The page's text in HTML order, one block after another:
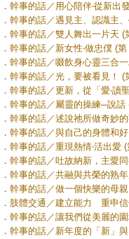
． 幹事的話／用心陪伴‧從新出
． 幹事的話／遇見主、認識主
． 幹事的話／雙人舞出一片天 (
． 幹事的話／新女性‧做忠僕 (
． 幹事的話／啜飲身心靈三合
． 幹事的話／光，要被看見！ (
． 幹事的話／更新，從「愛‧讀
． 幹事的話／屬靈的操練─說話
． 幹事的話／述說祂所做奇妙
． 幹事的話／與自己的身體和
． 幹事的話／重現熱情‧活出愛
． 幹事的話／吐故納新，主愛
． 幹事的話／共融與共榮的熟
． 幹事的話／做一個快樂的母
． 肢體交通／建立能力 重申
． 幹事的話／讓我們從美麗的
． 幹事的話／新年度的「新」